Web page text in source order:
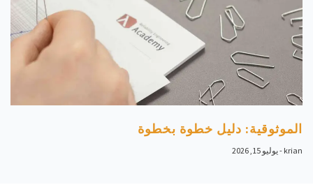
الموثوقية: دليل خطوة بخطوة
krian يوليو 15, 2026